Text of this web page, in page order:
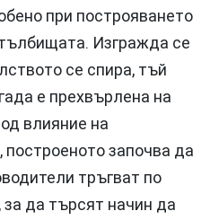
при построяването
Изгражда се
се спира, тъй
е прехвърлена на
влияние на
започва да
тръгват по
да търсят начин да